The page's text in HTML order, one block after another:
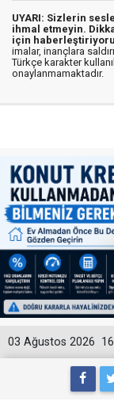
UYARI: Sizlerin
ihmal etmeyin.
için
imalar, inançlara
Türkçe karakter
onaylanmamaktadır.
03 Ağustos 2026